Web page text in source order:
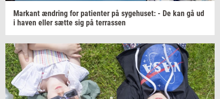
Mar­kant æn­dring for pa­tien­ter på sy­ge­hu­set: - De kan gå ud
i haven eller sætte sig på ter­ras­sen